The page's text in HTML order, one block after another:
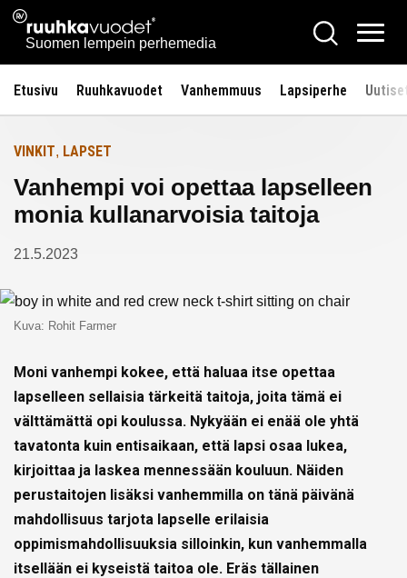
Siirry
sisältöön
Ruuhkavuodet.fi
Suomen lempein perhemedia
Hae
Etusivu Ruuhkavuodet Vanhemmuus Lapsiperhe
Etusivulle
VINKIT, LAPSET
Vanhempi voi opettaa lapselleen
monia kullanarvoisia taitoja
21.5.2023
Kuva: Rohit Farmer
Moni vanhempi kokee, että haluaa itse opettaa
lapselleen sellaisia tärkeitä taitoja, joita tämä ei
välttämättä opi koulussa. Nykyään ei enää ole yhtä
tavatonta kuin entisaikaan, että lapsi osaa lukea,
kirjoittaa ja laskea mennessään kouluun. Näiden
perustaitojen lisäksi vanhemmilla on tänä päivänä
mahdollisuus tarjota lapselle erilaisia
oppimismahdollisuuksia silloinkin, kun vanhemmalla
itsellään ei kyseistä taitoa ole. Eräs tällainen